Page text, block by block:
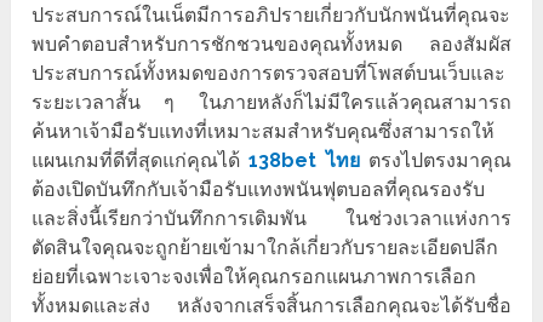
ประสบการณ์ในเน็ตมีการอภิปรายเกี่ยวกับนักพนันที่คุณจะ
พบคำตอบสำหรับการชักชวนของคุณทั้งหมด ลองสัมผัส
ประสบการณ์ทั้งหมดของการตรวจสอบที่โพสต์บนเว็บและ
ระยะเวลาสั้น ๆ ในภายหลังก็ไม่มีใครแล้วคุณสามารถ
ค้นหาเจ้ามือรับแทงที่เหมาะสมสำหรับคุณซึ่งสามารถให้
แผนเกมที่ดีที่สุดแก่คุณได้138bet ไทย ตรงไปตรงมาคุณ
ต้องเปิดบันทึกกับเจ้ามือรับแทงพนันฟุตบอลที่คุณรองรับ
และสิ่งนี้เรียกว่าบันทึกการเดิมพัน ในช่วงเวลาแห่งการ
ตัดสินใจคุณจะถูกย้ายเข้ามาใกล้เกี่ยวกับรายละเอียดปลีก
ย่อยที่เฉพาะเจาะจงเพื่อให้คุณกรอกแผนภาพการเลือก
ทั้งหมดและส่ง หลังจากเสร็จสิ้นการเลือกคุณจะได้รับชื่อ